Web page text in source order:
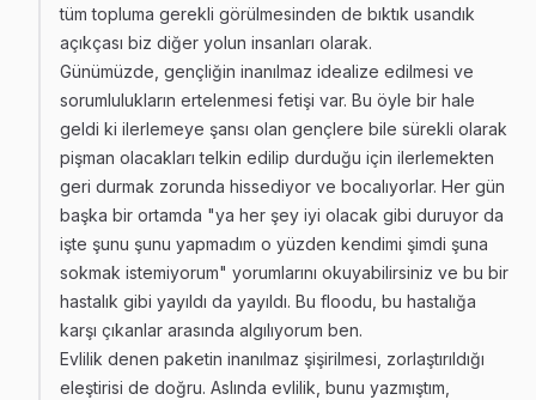
tüm topluma gerekli görülmesinden de bıktık usandık
açıkçası biz diğer yolun insanları olarak.
Günümüzde, gençliğin inanılmaz idealize edilmesi ve
sorumlulukların ertelenmesi fetişi var. Bu öyle bir hale
geldi ki ilerlemeye şansı olan gençlere bile sürekli olarak
pişman olacakları telkin edilip durduğu için ilerlemekten
geri durmak zorunda hissediyor ve bocalıyorlar. Her gün
başka bir ortamda "ya her şey iyi olacak gibi duruyor da
işte şunu şunu yapmadım o yüzden kendimi şimdi şuna
sokmak istemiyorum" yorumlarını okuyabilirsiniz ve bu bir
hastalık gibi yayıldı da yayıldı. Bu floodu, bu hastalığa
karşı çıkanlar arasında algılıyorum ben.
Evlilik denen paketin inanılmaz şişirilmesi, zorlaştırıldığı
eleştirisi de doğru. Aslında evlilik, bunu yazmıştım,